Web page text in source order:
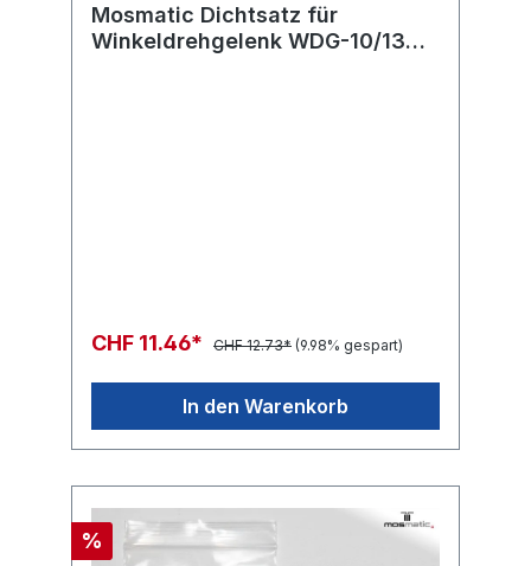
Mosmatic Dichtsatz für
Winkeldrehgelenk WDG-10/13
CHF 11.46* CHF 12.73* (9.98% gespart)
In den Warenkorb
%